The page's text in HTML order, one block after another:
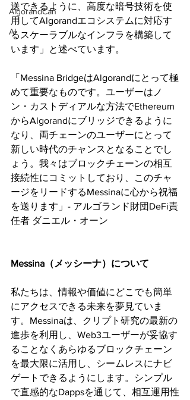
AlgorandCan
AI
送できるように、高度な暗号技術を使
用してAlgorandエコシステムに対応す
るスケーラブルなインフラを構築して
います」と述べています。
「Messina BridgeはAlgorandにとって極
めて重要なものです。ユーザーはノ
ン・カストディアルな方法でEthereum
からAlgorandにブリッジできるように
なり、両チェーンのユーザーにとって
新しい時代のチャンスとなることでし
ょう。我々はブロックチェーンの相互
接続性にコミットしており、このチャ
ージをリードするMessinaに心から祝福
を送ります」- アルゴランド財団DeFi責
任者 ダニエル・オーン
Messina（メッシーナ）について
私たちは、情報や価値にどこでも簡単
にアクセスできる未来を夢見ていま
す。Messinaは、クリプト研究の最新の
進歩を利用し、Web3ユーザーが妥協す
ることなくあらゆるブロックチェーン
を最大限に活用し、シームレスにナビ
ゲートできるようにします。シンプル
で直感的なDappsを通じて、相互運用性